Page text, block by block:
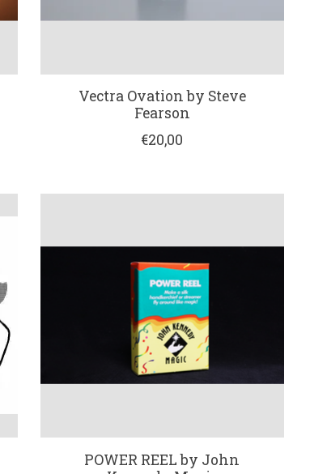
Vectra Ovation by Steve
Fearson
€20,00
POWER REEL by John